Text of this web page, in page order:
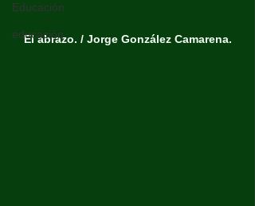
Educación
educación
El abrazo. / Jorge González Camarena.